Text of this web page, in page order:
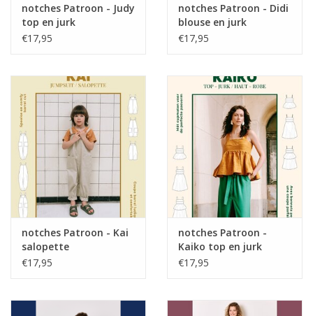
notches Patroon - Judy
top en jurk
€17,95
notches Patroon - Didi
blouse en jurk
€17,95
notches Patroon - Kai
salopette
€17,95
notches Patroon -
Kaiko top en jurk
€17,95